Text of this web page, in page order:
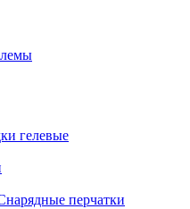
гелевые
перчатки